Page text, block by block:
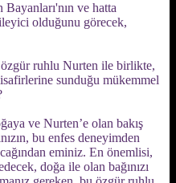
ve hatta
olduğunu görecek,
özgür ruhlu Nurten ile birlikte,
sunduğu mükemmel
ve Nurten’e olan bakış
bu enfes deneyimden
eminiz. En önemlisi,
doğa ile olan bağınızı